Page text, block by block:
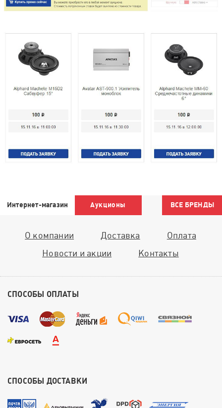
Интернет-магазин Аукционы ВСЕ БРЕНДЫ
О компании Доставка
Оплата
Новости и акции
Контакты
СПОСОБЫ ОПЛАТЫ
СПОСОБЫ ДОСТАВКИ